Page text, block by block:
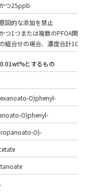
かつ25ppb
意図的な添加を禁止
かつ1つまたは複数のPFOA関
の組合せの場合、濃度合計
とするもの
O)phenyl-
O)phenyl-
O)-